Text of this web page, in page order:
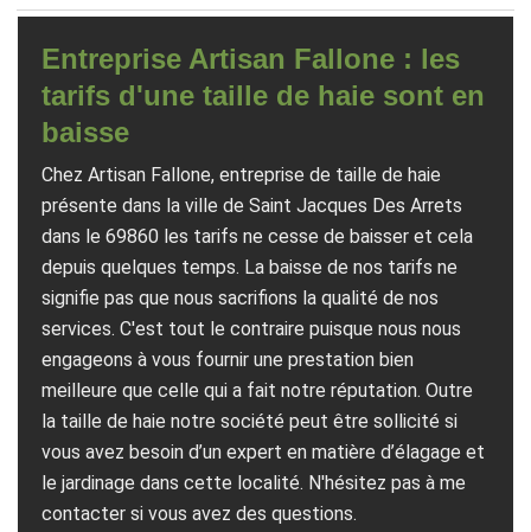
Entreprise Artisan Fallone : les
tarifs d'une taille de haie sont en
baisse
Chez Artisan Fallone, entreprise de taille de haie
présente dans la ville de Saint Jacques Des Arrets
dans le 69860 les tarifs ne cesse de baisser et cela
depuis quelques temps. La baisse de nos tarifs ne
signifie pas que nous sacrifions la qualité de nos
services. C'est tout le contraire puisque nous nous
engageons à vous fournir une prestation bien
meilleure que celle qui a fait notre réputation. Outre
la taille de haie notre société peut être sollicité si
vous avez besoin d’un expert en matière d’élagage et
le jardinage dans cette localité. N'hésitez pas à me
contacter si vous avez des questions.